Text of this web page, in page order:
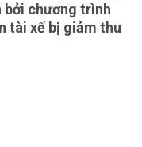
bởi chương trình
tài xế bị giảm thu